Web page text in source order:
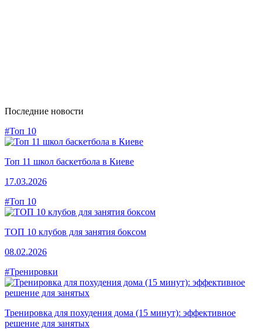
Последние новости
#Топ 10
Топ 11 школ баскетбола в Киеве
17.03.2026
#Топ 10
ТОП 10 клубов для занятия боксом
08.02.2026
#Тренировки
Тренировка для похудения дома (15 минут): эффективное
решение для занятых